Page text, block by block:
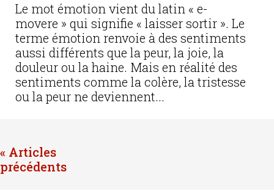
Le mot émotion vient du latin « e-
movere » qui signifie « laisser sortir ». Le
terme émotion renvoie à des sentiments
aussi différents que la peur, la joie, la
douleur ou la haine. Mais en réalité des
sentiments comme la colère, la tristesse
ou la peur ne deviennent...
« Entrées précédentes